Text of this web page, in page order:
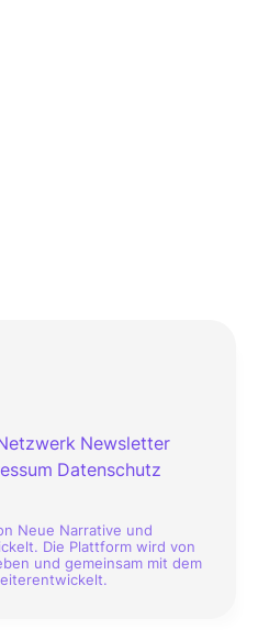
Newsletter
Datenschutz
Neue Narrative und
Die Plattform wird von
und gemeinsam mit dem